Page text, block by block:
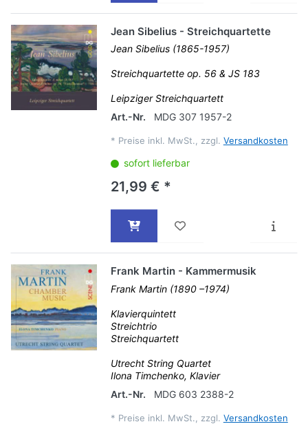
Jean Sibelius - Streichquartette
Jean Sibelius (1865-1957)
Streichquartette op. 56 & JS 183
Leipziger Streichquartett
Art.-Nr.
MDG 307 1957-2
* Preise inkl. MwSt., zzgl. Versandkosten
sofort lieferbar
21,99 € *
Frank Martin - Kammermusik
Frank Martin (1890 –1974)
Klavierquintett
Streichtrio
Streichquartett
Utrecht String Quartet
Ilona Timchenko, Klavier
Art.-Nr.
MDG 603 2388-2
* Preise inkl. MwSt., zzgl. Versandkosten